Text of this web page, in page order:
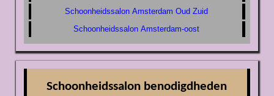
Schoonheidssalon Amsterdam Oud Zuid
Schoonheidssalon Amsterdam-oost
Schoonheidssalon benodigdheden